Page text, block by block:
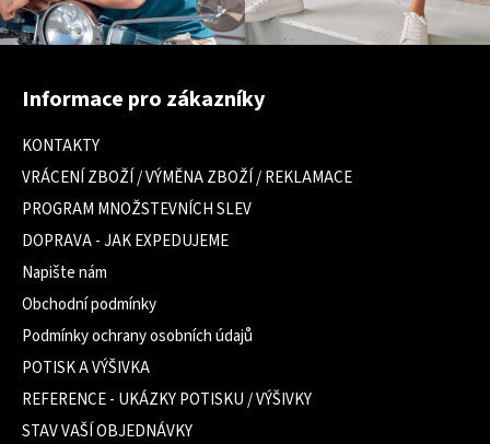
Z
Informace pro zákazníky
KONTAKTY
VRÁCENÍ ZBOŽÍ / VÝMĚNA ZBOŽÍ / REKLAMACE
PROGRAM MNOŽSTEVNÍCH SLEV
DOPRAVA - JAK EXPEDUJEME
Napište nám
Obchodní podmínky
Podmínky ochrany osobních údajů
POTISK A VÝŠIVKA
REFERENCE - UKÁZKY POTISKU / VÝŠIVKY
STAV VAŠÍ OBJEDNÁVKY